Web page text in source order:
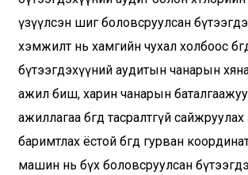
үзүүлсэн шиг боловсруулсан
хэмжилт нь хамгийн чухал холбоос
бүтээгдэхүүний аудитын чанарын
ажил биш, харин чанарын
ажиллагаа бөгөөд тасралтгүй
баримтлах ёстой бөгөөд гурван
машин нь бүх боловсруулсан